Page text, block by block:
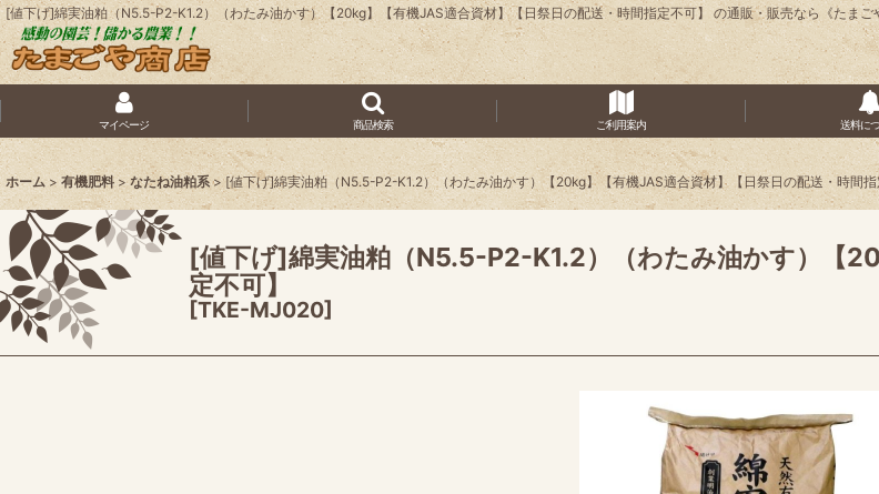
[値下げ]綿実油粕（N5.5-P2-K1.2）（わたみ油かす）【20kg】【有機JAS適合資材】【日祭日の配送・時間指定不可】 の通販・販売なら《たまご
マイページ 商品検索 ご利用案内 送料に
ホーム > 有機肥料 > なたね油粕系 > [値下げ]綿実油粕（N5.5-P2-K1.2）（わたみ油かす）【20kg】【有機JAS適合資材】【日祭日の配送・時間
[値下げ]綿実油粕（N5.5-P2-K1.2）（わたみ油かす）【
定不可】
[TKE-MJ020]